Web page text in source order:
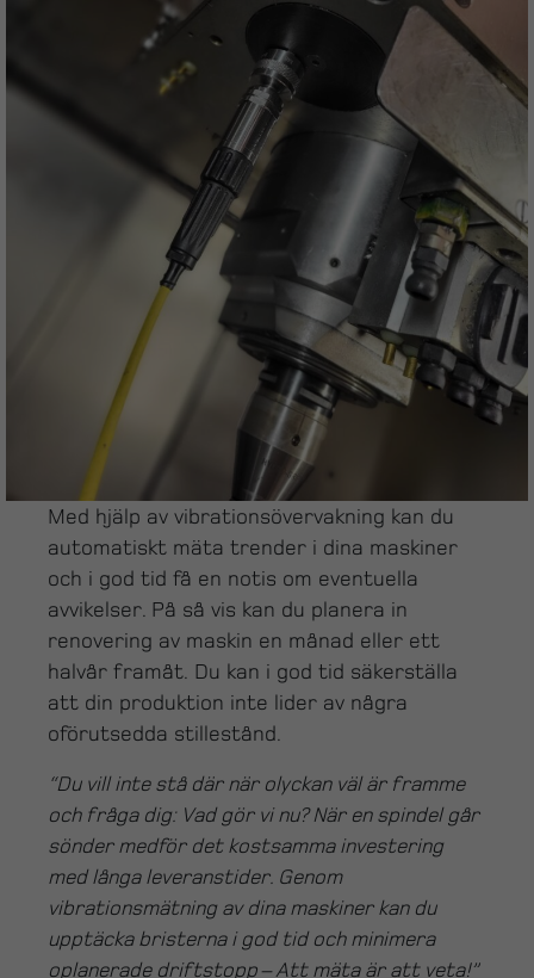
Med hjälp av vibrationsövervakning kan du
automatiskt mäta trender i dina maskiner
och i god tid få en notis om eventuella
avvikelser. På så vis kan du planera in
renovering av maskin en månad eller ett
halvår framåt. Du kan i god tid säkerställa
att din produktion inte lider av några
oförutsedda stillestånd.
“Du vill inte stå där när olyckan väl är framme
och fråga dig: Vad gör vi nu? När en spindel går
sönder medför det kostsamma investering
med långa leveranstider. Genom
vibrationsmätning av dina maskiner kan du
upptäcka bristerna i god tid och minimera
oplanerade driftstopp – Att mäta är att veta!”